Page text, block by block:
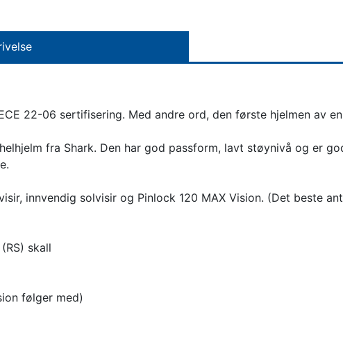
22-06 sertifisering. Med andre ord, den første hjelmen av
fra Shark. Den har god passform, lavt støynivå og er
innvendig solvisir og Pinlock 120 MAX Vision. (Det beste
skall
følger med)